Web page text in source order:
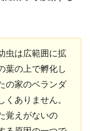
虫は広範囲に拡
葉の上で孵化し
の家のベランダ
ありません。
覚えがないの